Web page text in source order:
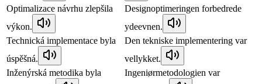
Optimalizace návrhu zlepšila
výkon.
Designoptimeringen forbedrede
ydeevnen.
Technická implementace byla
úspěšná.
Den tekniske implementering var
vellykket.
Inženýrská metodika byla
Ingeniørmetodologien var